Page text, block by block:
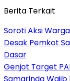
Berita Terkait
Soroti Aksi
Desak Pemkot
Dasar
Genjot Target
Samarinda